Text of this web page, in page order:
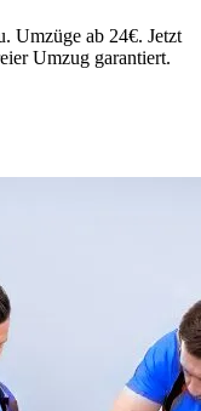
Umzüge ab 24€. Jetzt
Umzug garantiert.